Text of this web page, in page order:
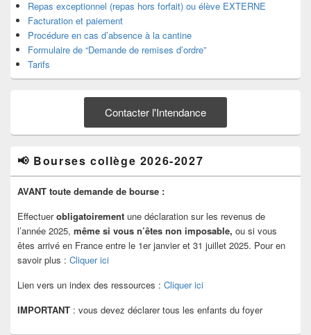
Repas exceptionnel (repas hors forfait) ou élève EXTERNE
Facturation et paiement
Procédure en cas d’absence à la cantine
Formulaire de “Demande de remises d’ordre”
Tarifs
Contacter l'Intendance
📢 Bourses collège 2026-2027
AVANT toute demande de bourse :
Effectuerobligatoirement une déclaration sur les revenus de
l’année 2025, même si vous n’êtes non imposable, ou si vous
êtes arrivé en France entre le 1er janvier et 31 juillet 2025. Pour en
savoir plus : Cliquer ici
Lien vers un index des ressources : Cliquer ici
IMPORTANT : vous devez déclarer tous les enfants du foyer